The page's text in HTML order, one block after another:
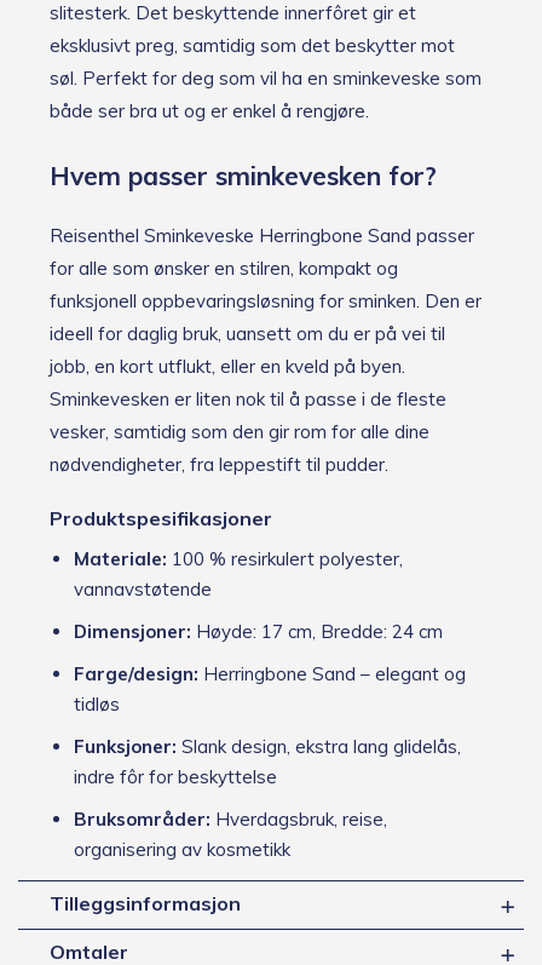
slitesterk. Det beskyttende innerfôret gir et
eksklusivt preg, samtidig som det beskytter mot
søl. Perfekt for deg som vil ha en sminkeveske som
både ser bra ut og er enkel å rengjøre.
Hvem passer sminkevesken for?
Reisenthel Sminkeveske Herringbone Sand passer
for alle som ønsker en stilren, kompakt og
funksjonell oppbevaringsløsning for sminken. Den er
ideell for daglig bruk, uansett om du er på vei til
jobb, en kort utflukt, eller en kveld på byen.
Sminkevesken er liten nok til å passe i de fleste
vesker, samtidig som den gir rom for alle dine
nødvendigheter, fra leppestift til pudder.
Produktspesifikasjoner
Materiale: 100 % resirkulert polyester,
vannavstøtende
Dimensjoner: Høyde: 17 cm, Bredde: 24 cm
Farge/design: Herringbone Sand – elegant og
tidløs
Funksjoner: Slank design, ekstra lang glidelås,
indre fôr for beskyttelse
Bruksområder: Hverdagsbruk, reise,
organisering av kosmetikk
Tilleggsinformasjon
Omtaler